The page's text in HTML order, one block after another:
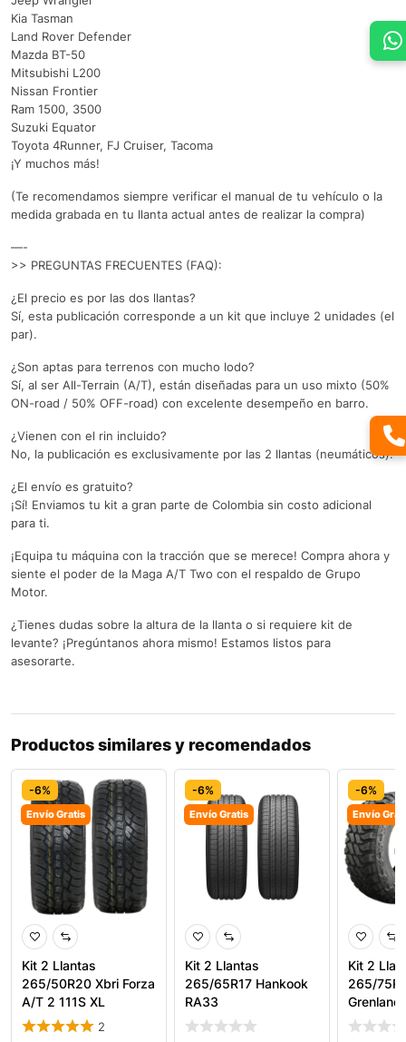
Kia Tasman
Land Rover Defender
Mazda BT-50
Mitsubishi L200
Nissan Frontier
Ram 1500, 3500
Suzuki Equator
Toyota 4Runner, FJ Cruiser, Tacoma
¡Y muchos más!
(Te recomendamos siempre verificar el manual de tu vehículo o la
medida grabada en tu llanta actual antes de realizar la compra)
—-
>> PREGUNTAS FRECUENTES (FAQ):
¿El precio es por las dos llantas?
Sí, esta publicación corresponde a un kit que incluye 2 unidades (el
par).
¿Son aptas para terrenos con mucho lodo?
Sí, al ser All-Terrain (A/T), están diseñadas para un uso mixto (50%
ON-road / 50% OFF-road) con excelente desempeño en barro.
¿Vienen con el rin incluido?
No, la publicación es exclusivamente por las 2 llantas (neumáticos).
¿El envío es gratuito?
¡Sí! Enviamos tu kit a gran parte de Colombia sin costo adicional
para ti.
¡Equipa tu máquina con la tracción que se merece! Compra ahora y
siente el poder de la Maga A/T Two con el respaldo de Grupo
Motor.
¿Tienes dudas sobre la altura de la llanta o si requiere kit de
levante? ¡Pregúntanos ahora mismo! Estamos listos para
asesorarte.
Productos similares y recomendados
-6%
Envío Gratis
Kit 2 Llantas
265/50R20 Xbri Forza
A/T 2 111S XL
Todoterr
2
-6%
Envío Gratis
Kit 2 Llantas
265/65R17 Hankook
RA33
-6%
Envío
Kit 2
265/
Predator